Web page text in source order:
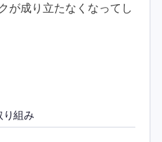
が成り立たなくなってし
り組み